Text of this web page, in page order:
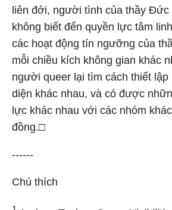
liên đới, người tình của thầy Đức
không biết đến quyền lực tâm
các hoạt động tín ngưỡng của
mỗi chiều kích không gian khác
người queer lại tìm cách thiết lập
diện khác nhau, và có được
lực khác nhau với các nhóm
đồng.□
------
Chú thích